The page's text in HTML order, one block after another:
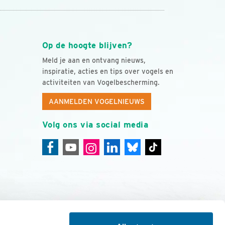
Op de hoogte blijven?
Meld je aan en ontvang nieuws,
inspiratie, acties en tips over vogels en
activiteiten van Vogelbescherming.
AANMELDEN VOGELNIEUWS
Volg ons via social media